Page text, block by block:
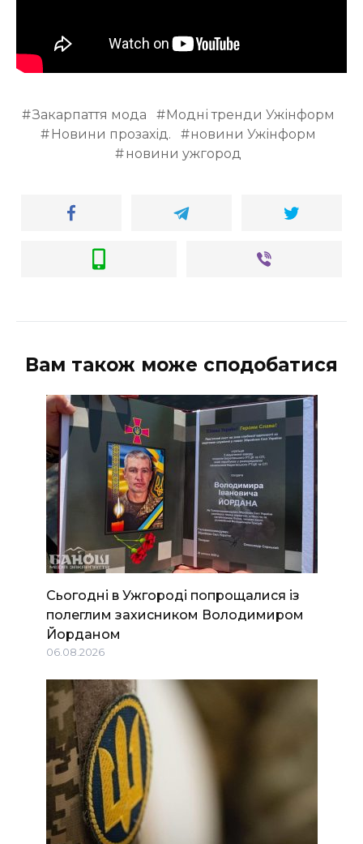
ФОТО
ВІДЕО
Закарпаття мода
Модні тренди Ужінформ
Новини прозахід.
новини Ужінформ
новини ужгород
Вам також може сподобатися
Сьогодні в Ужгороді попрощалися із
полеглим захисником Володимиром
Йорданом
06.08.2026